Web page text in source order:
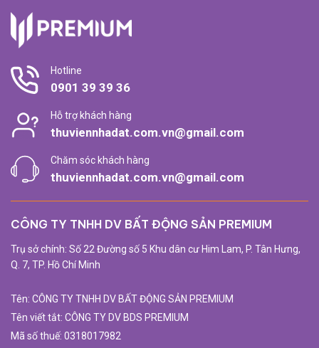
Hotline
0901 39 39 36
Hỗ trợ khách hàng
thuviennhadat.com.vn@gmail.com
Chăm sóc khách hàng
thuviennhadat.com.vn@gmail.com
CÔNG TY TNHH DV BẤT ĐỘNG SẢN PREMIUM
Trụ sở chính: Số 22 Đường số 5 Khu dân cư Him Lam, P. Tân Hưng,
Q. 7, TP. Hồ Chí Minh
Tên: CÔNG TY TNHH DV BẤT ĐỘNG SẢN PREMIUM
Tên viết tắt: CÔNG TY DV BDS PREMIUM
Mã số thuế: 0318017982